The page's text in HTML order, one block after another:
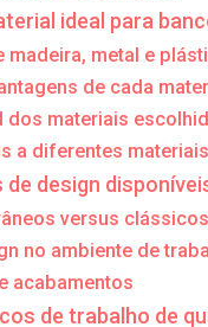
ideal para
madeira, metal e
de cada
dos materiais
a diferentes materiais
design
versus clássicos
no ambiente de
acabamentos
de trabalho de